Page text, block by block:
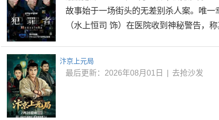
故事始于一场街头的无差别杀人案。唯一
（水上恒司 饰）在医院收到神秘警告，
汴京上元局
最后更新：2026年08月01日 去抢沙发